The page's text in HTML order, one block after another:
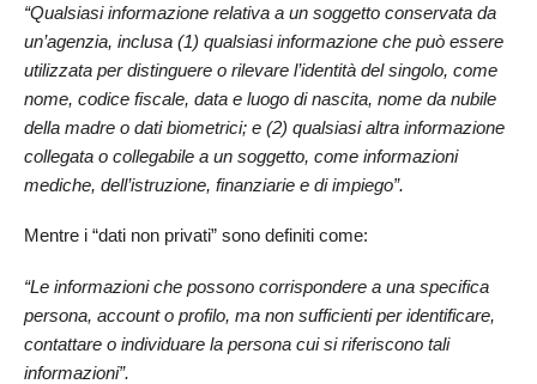
“Qualsiasi informazione relativa a un soggetto conservata da
un’agenzia, inclusa (1) qualsiasi informazione che può essere
utilizzata per distinguere o rilevare l’identità del singolo, come
nome, codice fiscale, data e luogo di nascita, nome da nubile
della madre o dati biometrici; e (2) qualsiasi altra informazione
collegata o collegabile a un soggetto, come informazioni
mediche, dell’istruzione, finanziarie e di impiego”.
Mentre i “dati non privati” sono definiti come:
“Le informazioni che possono corrispondere a una specifica
persona, account o profilo, ma non sufficienti per identificare,
contattare o individuare la persona cui si riferiscono tali
informazioni”.